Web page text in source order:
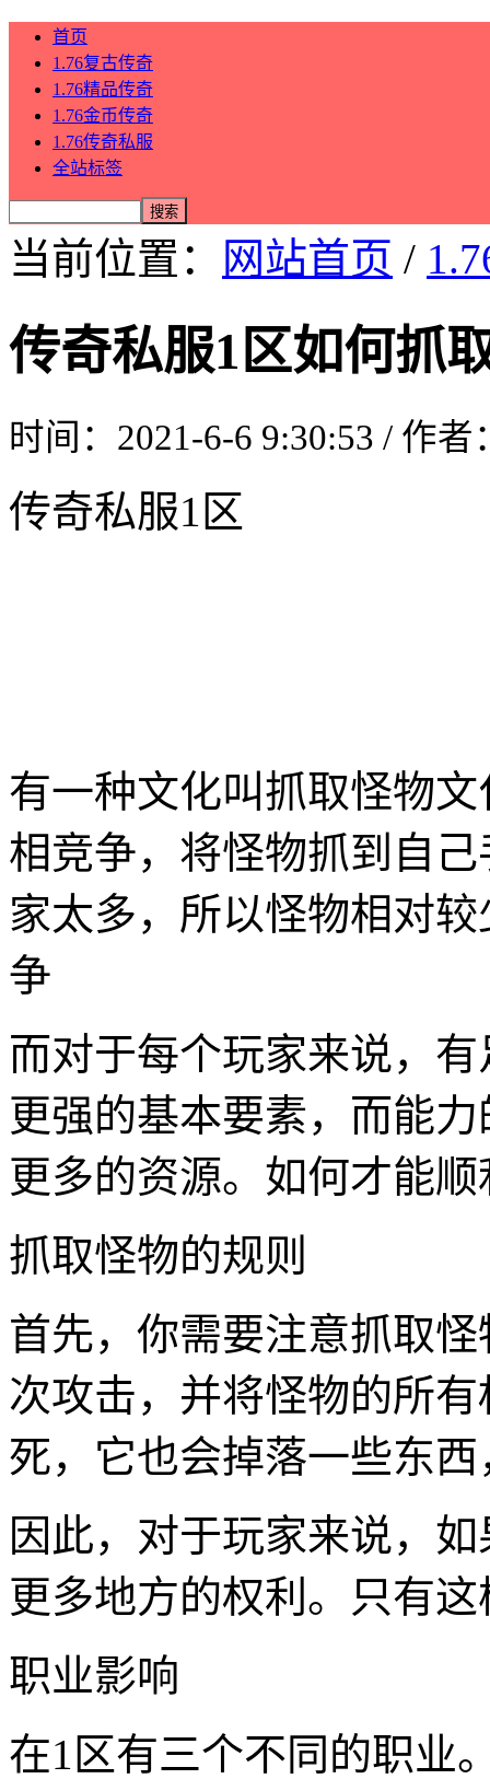
首页
1.76复古传奇
1.76精品传奇
1.76金币传奇
1.76传奇私服
全站标签
当前位置： 网站首页 /
传奇私服1区如何抓
时间：2021-6-6 9:30:53 / 作
传奇私服1区
有一种文化叫抓取怪物
相竞争，将怪物抓到自
家太多，所以怪物相对
争
而对于每个玩家来说，
更强的基本要素，而能
更多的资源。如何才能
抓取怪物的规则
首先，你需要注意抓取
次攻击，并将怪物的所
死，它也会掉落一些东
因此，对于玩家来说，
更多地方的权利。只有
职业影响
在1区有三个不同的职业